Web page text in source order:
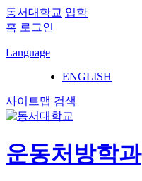
동서대학교 입학
홈 로그인
Language
ENGLISH
사이트맵 검색
운동처방학과